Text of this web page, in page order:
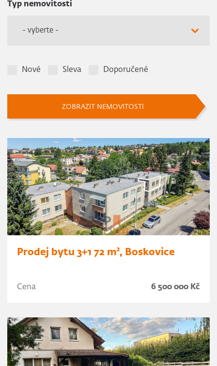
Typ nemovitosti
- vyberte -
Nové Sleva Doporučené
ZOBRAZIT NEMOVITOSTI
Prodej bytu 3+1 72 m², Boskovice
Cena 6 500 000 Kč